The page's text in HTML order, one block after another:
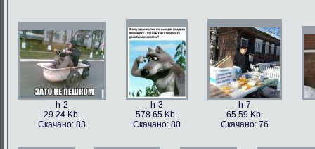
h-2
29.24 Kb.
Скачано: 83
h-3
578.65 Kb.
Скачано: 80
h-7
65.59 Kb.
Скачано: 76